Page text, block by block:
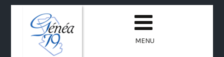
MENU